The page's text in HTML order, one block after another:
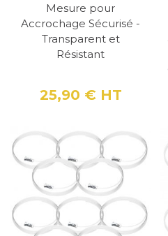
tableau lourd Le
comme le modèle
types d’accroches et
très pratique. Vous
des modèles sécurisés
accidentellement
Le cas
tiges pour
cadre lourd
Mesure pour
Accrochage Sécurisé -
Transparent et
Résistant
Prix
25,90 € HT